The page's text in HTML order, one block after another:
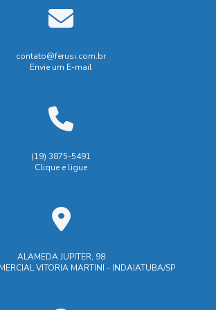
e eficiência
tudo que você precisa saber para
na Sua Oficina
industrial
Empresas de usinagem
usinadas
de carga
de transporte
Industrial
Máquina de corte laser
laser
contato@ferusi.com.br
Envie um E-mail
(19) 3875-5491
Clique e ligue
ALAMEDA JUPITER, 98
VITORIA MARTINI - INDAIATUBA/SP